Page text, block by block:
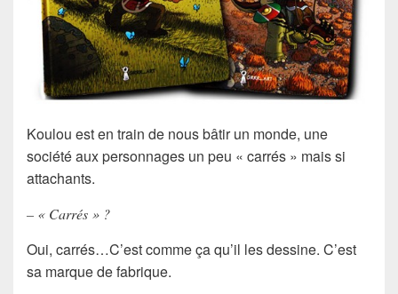
Koulou est en train de nous bâtir un monde, une
société aux personnages un peu « carrés » mais si
attachants.
– « Carrés » ?
Oui, carrés…C’est comme ça qu’il les dessine. C’est
sa marque de fabrique.